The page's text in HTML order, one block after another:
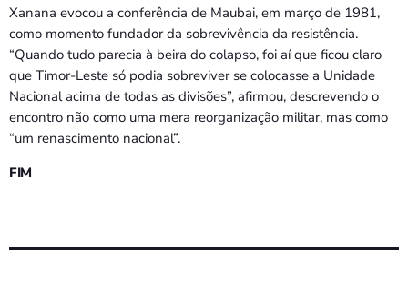
Xanana evocou a conferência de Maubai, em março de 1981,
como momento fundador da sobrevivência da resistência.
“Quando tudo parecia à beira do colapso, foi aí que ficou claro
que Timor-Leste só podia sobreviver se colocasse a Unidade
Nacional acima de todas as divisões”, afirmou, descrevendo o
encontro não como uma mera reorganização militar, mas como
“um renascimento nacional”.
FIM